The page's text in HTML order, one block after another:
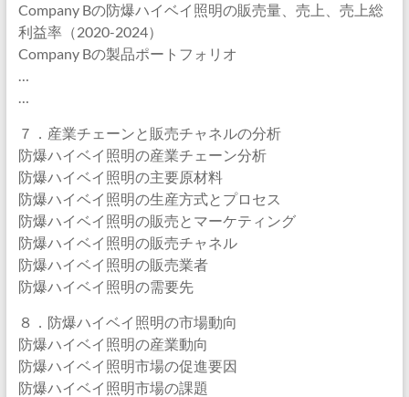
Company Bの防爆ハイベイ照明の販売量、売上、売上総
利益率（2020-2024）
Company Bの製品ポートフォリオ
…
…
７．産業チェーンと販売チャネルの分析
防爆ハイベイ照明の産業チェーン分析
防爆ハイベイ照明の主要原材料
防爆ハイベイ照明の生産方式とプロセス
防爆ハイベイ照明の販売とマーケティング
防爆ハイベイ照明の販売チャネル
防爆ハイベイ照明の販売業者
防爆ハイベイ照明の需要先
８．防爆ハイベイ照明の市場動向
防爆ハイベイ照明の産業動向
防爆ハイベイ照明市場の促進要因
防爆ハイベイ照明市場の課題